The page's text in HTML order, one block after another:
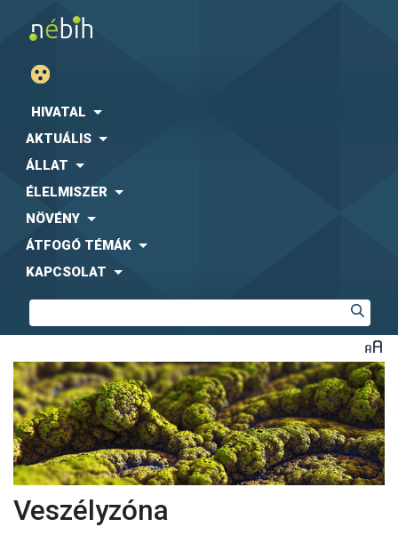
HIVATAL
AKTUÁLIS
ÁLLAT
ÉLELMISZER
NÖVÉNY
ÁTFOGÓ TÉMÁK
KAPCSOLAT
Veszélyzóna